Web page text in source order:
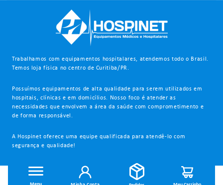
Trabalhamos com equipamentos hospitalares, atendemos todo o Brasil.
Temos loja física no centro de Curitiba/PR.
Possuímos equipamentos de alta qualidade para serem utilizados em
hospitais, clínicas e em domicílios. Nosso foco é atender as
necessidades que envolvem a área da saúde com comprometimento e
de forma responsável.
A Hospinet oferece uma equipe qualificada para atendê-lo com
segurança e qualidade!
INSTITUCIONAL